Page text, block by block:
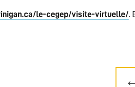
le-cegep/visite-virtuelle/.